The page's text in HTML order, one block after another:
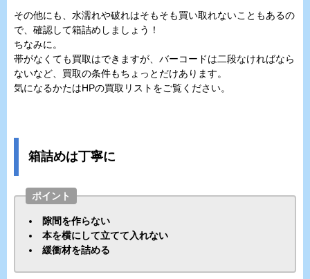
その他にも、水濡れや破れはそもそも買い取れないこともあるの
で、確認して箱詰めしましょう！
ちなみに。
帯がなくても買取はできますが、バーコードは二段なければなら
ないなど、買取の条件もちょっとだけあります。
気になるかたはHPの買取リストをご覧ください。
箱詰めは丁寧に
ポイント
隙間を作らない
本を横にして立てて入れない
緩衝材を詰める